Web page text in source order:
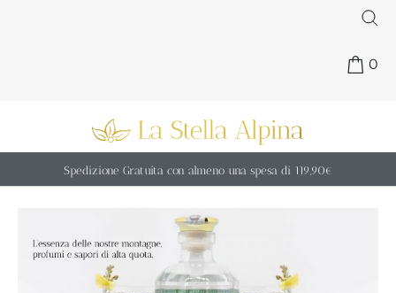
0
Spedizione Gratuita con almeno una spesa di 119,90€